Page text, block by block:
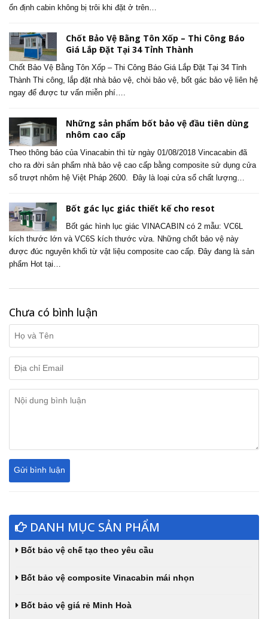
ổn định cabin không bị trôi khi đặt ở trên…
Chốt Bảo Vệ Bằng Tôn Xốp – Thi Công Báo
Giá Lắp Đặt Tại 34 Tỉnh Thành
Chốt Bảo Vệ Bằng Tôn Xốp – Thi Công Báo Giá Lắp Đặt Tại 34 Tỉnh
Thành Thi công, lắp đặt nhà bảo vệ, chòi bảo vệ, bốt gác bảo vệ liên hệ
ngay để được tư vấn miễn phí….
Những sản phẩm bốt bảo vệ đầu tiên dùng
nhôm cao cấp
Theo thông báo của Vinacabin thì từ ngày 01/08/2018 Vincacabin đã
cho ra đời sản phẩm nhà bảo vệ cao cấp bằng composite sử dụng cửa
sổ trượt nhôm hệ Việt Pháp 2600. Đây là loại cửa sổ chất lượng…
Bốt gác lục giác thiết kế cho resot
Bốt gác hình lục giác VINACABIN có 2 mẫu: VC6L
kích thước lớn và VC6S kích thước vừa. Những chốt bảo vệ này
được đúc nguyên khối từ vật liệu composite cao cấp. Đây đang là sản
phẩm Hot tại…
Chưa có bình luận
DANH MỤC SẢN PHẨM
Bốt bảo vệ chế tạo theo yêu cầu
Bốt bảo vệ composite Vinacabin mái nhọn
Bốt bảo vệ giá rẻ Minh Hoà